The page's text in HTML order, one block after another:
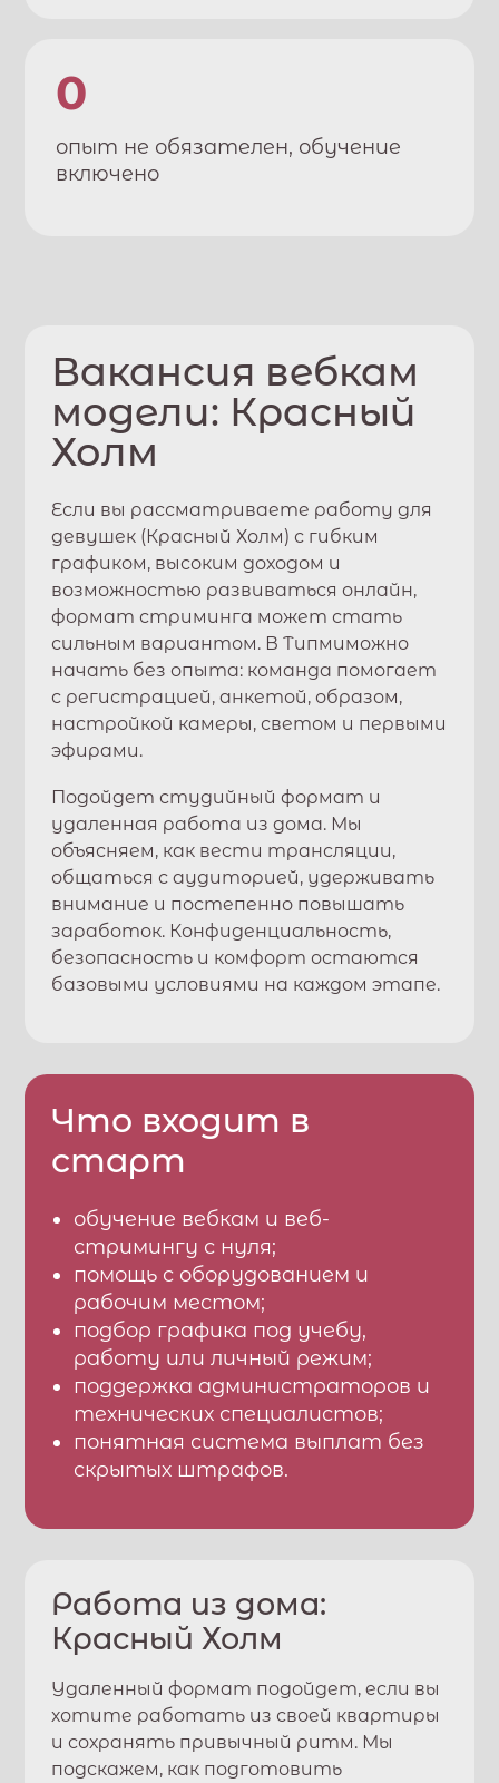
0
опыт не обязателен, обучение
включено
Вакансия вебкам
модели: Красный
Холм
Если вы рассматриваете работу для
девушек (Красный Холм) с гибким
графиком, высоким доходом и
возможностью развиваться онлайн,
формат стриминга может стать
сильным вариантом. ВТипмиможно
начать без опыта: команда помогает
с регистрацией, анкетой, образом,
настройкой камеры, светом и первыми
эфирами.
Подойдет студийный формат и
удаленная работа из дома. Мы
объясняем, как вести трансляции,
общаться с аудиторией, удерживать
внимание и постепенно повышать
заработок. Конфиденциальность,
безопасность и комфорт остаются
базовыми условиями на каждом этапе.
Что входит в
старт
обучение вебкам и веб-
стримингу с нуля;
помощь с оборудованием и
рабочим местом;
подбор графика под учебу,
работу или личный режим;
поддержка администраторов и
технических специалистов;
понятная система выплат без
скрытых штрафов.
Работа из дома:
Красный Холм
Удаленный формат подойдет, если вы
хотите работать из своей квартиры
и сохранять привычный ритм. Мы
подскажем, как подготовить